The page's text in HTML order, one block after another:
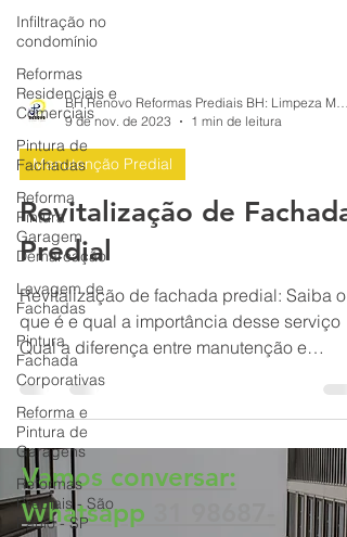
Infiltração no
condomínio
Reformas
Residenciais e
Comerciais
Pintura de
Fachadas
Reforma
Pintura
Garagem
Demarcação
Lavagem de
Fachadas
Pintura
Fachada
Corporativas
Reforma e
Pintura de
Garagens
Reformas
Prediais - São
Paulo - SP
9 de nov. de 2023
Manutenção Predial
Revitalização de Fachada
Predial
Revitalização de fachada predial: Saiba o
que é e qual a importância desse serviço
Qual a diferença entre manutenção e
revitalização predial
Vamos conversar: